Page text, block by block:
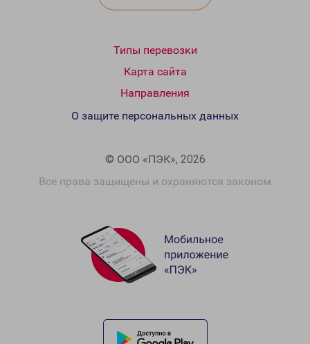
Типы перевозки
Карта сайта
Направления
© ООО «ПЭК», 2026
Все права защищены и охраняются законом
О защите персональных данных